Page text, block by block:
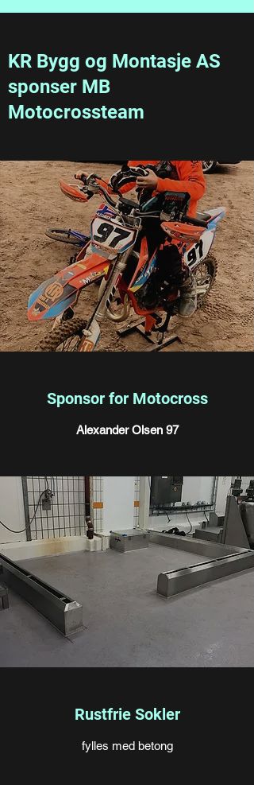
KR Bygg og Montasje AS
sponser MB
Motocrossteam
Sponsor for Motocross
Alexander Olsen 97
Rustfrie Sokler
fylles med betong